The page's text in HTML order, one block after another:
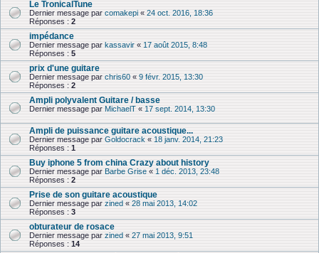
Le TronicalTune
Dernier message par comakepi « 24 oct. 2016, 18:36
Réponses : 2
impédance
Dernier message par kassavir « 17 août 2015, 8:48
Réponses : 5
prix d'une guitare
Dernier message par chris60 « 9 févr. 2015, 13:30
Réponses : 2
Ampli polyvalent Guitare / basse
Dernier message par MichaelT « 17 sept. 2014, 13:30
Ampli de puissance guitare acoustique...
Dernier message par Goldocrack « 18 janv. 2014, 21:23
Réponses : 1
Buy iphone 5 from china Crazy about history
Dernier message par Barbe Grise « 1 déc. 2013, 23:48
Réponses : 2
Prise de son guitare acoustique
Dernier message par zined « 28 mai 2013, 14:02
Réponses : 3
obturateur de rosace
Dernier message par zined « 27 mai 2013, 9:51
Réponses : 14